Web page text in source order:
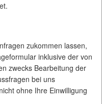
zukommen lassen,
inklusive der von
zwecks Bearbeitung der
bei uns
ohne Ihre Einwilligung